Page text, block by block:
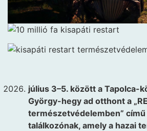
július 3–5. között a Tapolca-
György-hegy ad otthont a
természetvédelemben”
találkozónak, amely a hazai